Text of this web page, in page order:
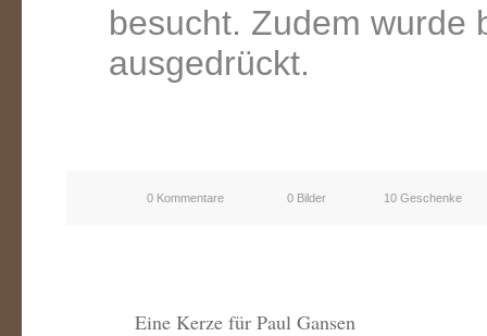
besucht. Zudem wurde
ausgedrückt.
0 Kommentare 0 Bilder 10 Geschenke
Eine Kerze für Paul Gansen